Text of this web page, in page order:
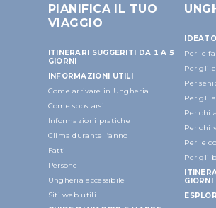
PIANIFICA IL TUO
VIAGGIO
ITINERARI SUGGERITI DA 1 A 5
GIORNI
INFORMAZIONI UTILI
Come arrivare in Ungheria
Come spostarsi
Informazioni pratiche
Clima durante l’anno
Fatti
Persone
Ungheria accessibile
Siti web utili
Per le
Per gli
Per
Per gli
Per chi
Per chi
Per le
Per gli
GIORNI